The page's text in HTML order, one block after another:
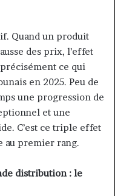
Quand un produit
des prix, l’effet
ce qui
en 2025. Peu de
une progression de
et une
C’est ce triple effet
au premier rang.
distribution : le